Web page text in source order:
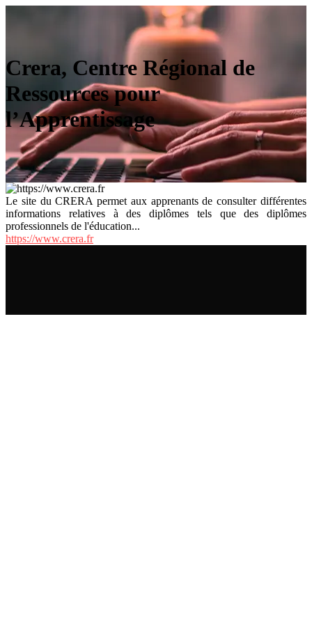
Crera, Centre Régional de
Ressources pour
l’Apprentissage
Le site du CRERA permet aux apprenants de consulter différentes
informations relatives à des diplômes tels que des diplômes
professionnels de l'éducation...
https://www.crera.fr